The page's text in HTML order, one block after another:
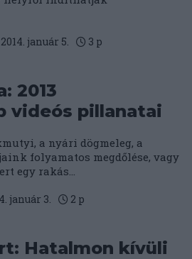
2014. január 5. 3 p
2013
videós pillanatai
a nyári dögmeleg, a
folyamatos megdőlése, vagy
egy rakás...
január 3. 2 p
Hatalmon kívüli